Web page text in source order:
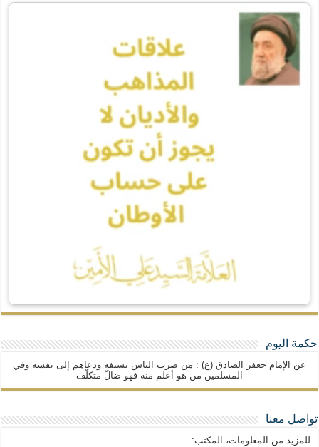
حكمة اليوم
عن الإمام جعفر الصادق (ع) : من ضرب الناس بسيفه ودعاهم إلى نفسه وفي
المسلمين من هو أعلم منه فهو ضالّ متكلّف
تواصل معنا
للمزيد من المعلومات، المكتب: